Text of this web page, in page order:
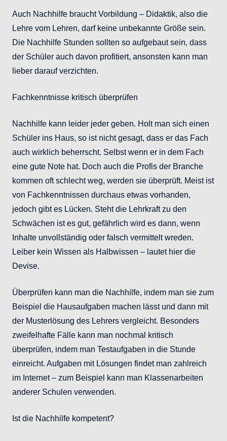
Auch Nachhilfe braucht Vorbildung – Didaktik, also die
Lehre vom Lehren, darf keine unbekannte Größe sein.
Die Nachhilfe Stunden sollten so aufgebaut sein, dass
der Schüler auch davon profitiert, ansonsten kann man
lieber darauf verzichten.
Fachkenntnisse kritisch überprüfen
Nachhilfe kann leider jeder geben. Holt man sich einen
Schüler ins Haus, so ist nicht gesagt, dass er das Fach
auch wirklich beherrscht. Selbst wenn er in dem Fach
eine gute Note hat. Doch auch die Profis der Branche
kommen oft schlecht weg, werden sie überprüft. Meist ist
von Fachkenntnissen durchaus etwas vorhanden,
jedoch gibt es Lücken. Steht die Lehrkraft zu den
Schwächen ist es gut, gefährlich wird es dann, wenn
Inhalte unvollständig oder falsch vermittelt wreden.
Leiber kein Wissen als Halbwissen – lautet hier die
Devise.
Überprüfen kann man die Nachhilfe, indem man sie zum
Beispiel die Hausaufgaben machen lässt und dann mit
der Musterlösung des Lehrers vergleicht. Besonders
zweifelhafte Fälle kann man nochmal kritisch
überprüfen, indem man Testaufgaben in die Stunde
einreicht. Aufgaben mit Lösungen findet man zahlreich
im Internet – zum Beispiel kann man Klassenarbeiten
anderer Schulen verwenden.
Ist die Nachhilfe kompetent?